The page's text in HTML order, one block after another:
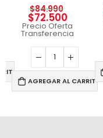
$84.990
$72.500
Precio Oferta
Transferencia
AGREGAR AL CARRITO